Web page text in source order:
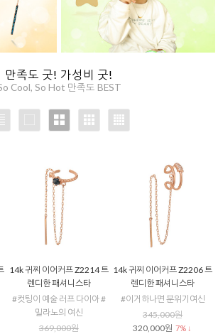
만족도 굿! 가성비 굿!
Cool, So Hot 만족도 BEST
14k 귀찌 이어커프 Z2214 트
렌디한 패셔니스타
#컷팅이 예술 러프 다이아 #
밀라노의 여신
369,000원
14k 귀찌 이어커프 Z2206 트
렌디한 패셔니스타
#이거하나면 분위기여신
345,000원
320,000원 7% ↓